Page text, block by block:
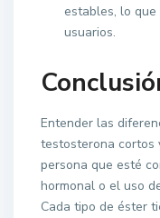
estables, lo
usuarios.
Entender las
testosterona cortos
persona que esté
hormonal o el uso
Cada tipo de éster